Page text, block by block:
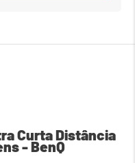
Curta Distância
- BenQ